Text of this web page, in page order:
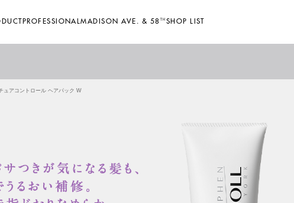
PROFESSIONALMADISON AVE. & 58 TH SHOP LIST
ュアコントロール ヘアパック W